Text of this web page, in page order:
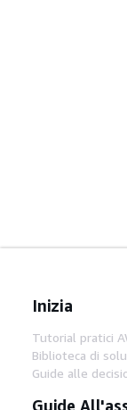
Inizia
Tutorial pratici
Biblioteca di
Guide alle
Guide